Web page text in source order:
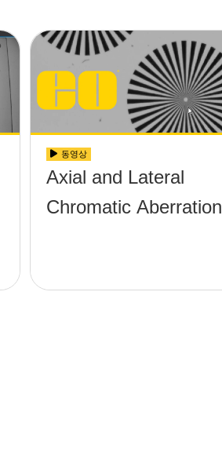
동영상
Axial and Lateral
Chromatic Aberration